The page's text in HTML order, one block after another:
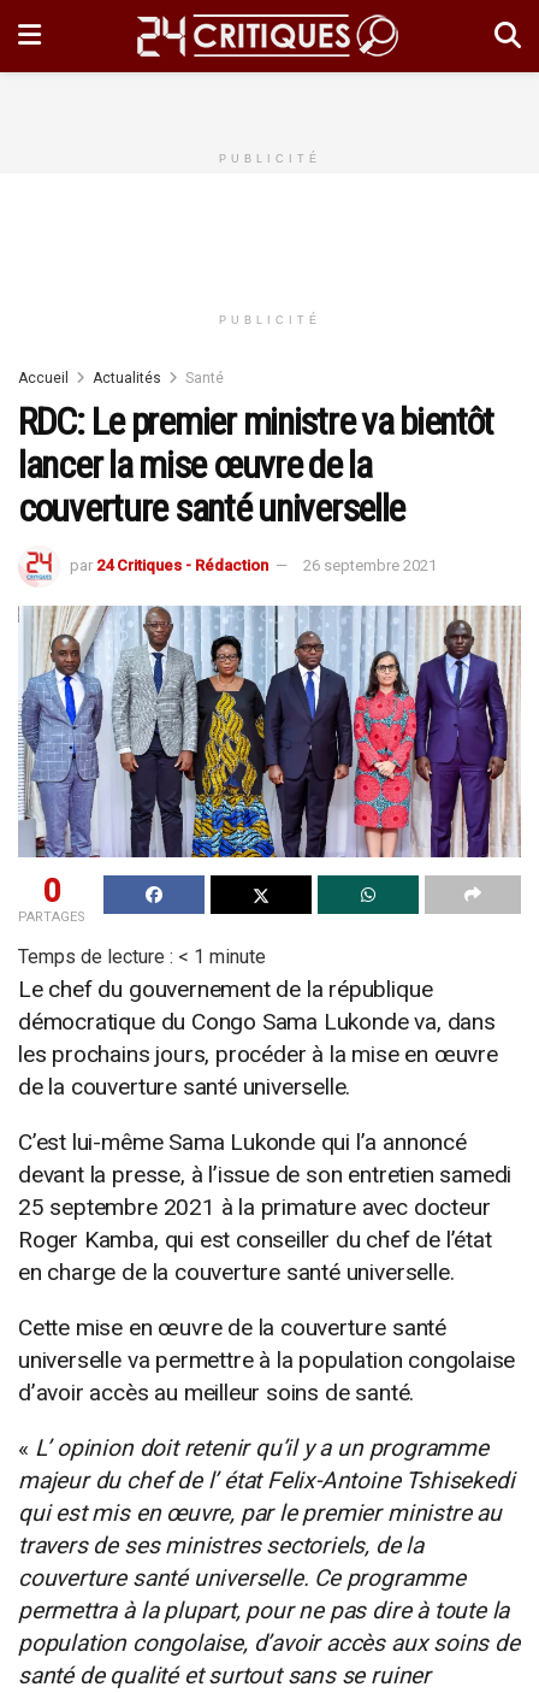
PUBLICITÉ
PUBLICITÉ
Accueil Actualités Santé
RDC: Le premier ministre va bientôt
lancer la mise œuvre de la
couverture santé universelle
par 24 Critiques - Rédaction 26 septembre 2021
0
PARTAGES
Temps de lecture : < 1 minute
Le chef du gouvernement de la république
démocratique du Congo Sama Lukonde va, dans
les prochains jours, procéder à la mise en œuvre
de la couverture santé universelle.
C’est lui-même Sama Lukonde qui l’a annoncé
devant la presse, à l’issue de son entretien samedi
25 septembre 2021 à la primature avec docteur
Roger Kamba, qui est conseiller du chef de l’état
en charge de la couverture santé universelle.
Cette mise en œuvre de la couverture santé
universelle va permettre à la population congolaise
d’avoir accès au meilleur soins de santé.
« L’ opinion doit retenir qu’il y a un programme
majeur du chef de l’ état Felix-Antoine Tshisekedi
qui est mis en œuvre, par le premier ministre au
travers de ses ministres sectoriels, de la
couverture santé universelle. Ce programme
permettra à la plupart, pour ne pas dire à toute la
population congolaise, d’avoir accès aux soins de
santé de qualité et surtout sans se ruiner